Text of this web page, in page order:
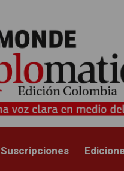
Suscripciones